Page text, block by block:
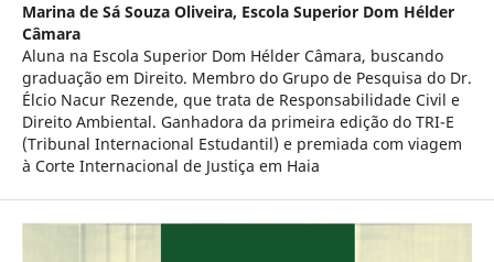
Marina de Sá Souza Oliveira, Escola Superior Dom Hélder
Câmara
Aluna na Escola Superior Dom Hélder Câmara, buscando
graduação em Direito. Membro do Grupo de Pesquisa do Dr.
Élcio Nacur Rezende, que trata de Responsabilidade Civil e
Direito Ambiental. Ganhadora da primeira edição do TRI-E
(Tribunal Internacional Estudantil) e premiada com viagem
à Corte Internacional de Justiça em Haia